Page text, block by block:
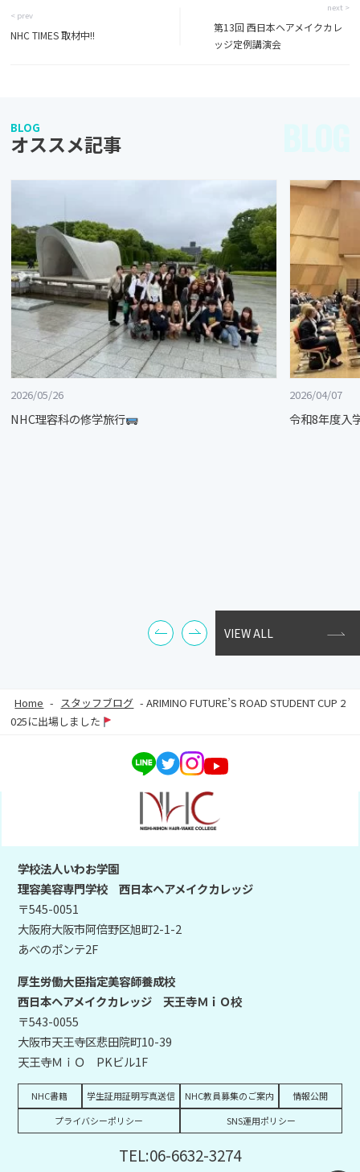
< prev
NHC TIMES 取材中!!
next >
第13回 西日本ヘアメイクカレ
ッジ定例講演会
BLOG
オススメ記事
2026/05/26
NHC理容科の修学旅行
2026/04/07
令和8年度入
VIEW ALL
Home - スタッフブログ -ARIMINO FUTURE’S ROAD STUDENT CUP 2
025に出場しました
学校法人いわお学園
理容美容専門学校 西日本ヘアメイクカレッジ
〒545-0051
大阪府大阪市阿倍野区旭町2-1-2
あべのポンテ2F
厚生労働大臣指定美容師養成校
西日本ヘアメイクカレッジ 天王寺ＭｉＯ校
〒543-0055
大阪市天王寺区悲田院町10-39
天王寺ＭｉＯ PKビル1F
NHC書籍 学生証用証明写真送信 NHC教員募集のご案内
情報公開
プライバシーポリシー
SNS運用ポリシー
TEL:06-6632-3274